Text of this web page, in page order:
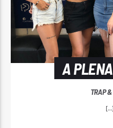
A
TRAP